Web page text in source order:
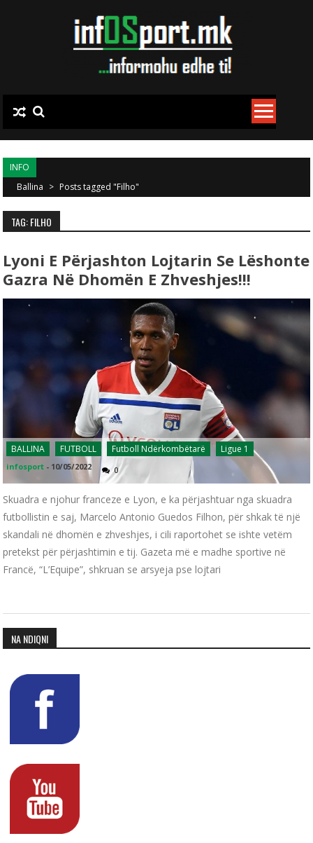
INFO
Ballina > Posts tagged "Filho"
TAG: FILHO
Lyoni E Përjashton Lojtarin Se Lëshonte
Gazra Në Dhomën E Zhveshjes!!!
BALLINA FUTBOLL Futboll Ndërkombëtarë Ligue 1
infosport - 10/05/2022 0
Skuadra e njohur franceze e Lyon, e ka përjashtuar nga skuadra
futbollistin e saj, Marcelo Antonio Guedos Filhon, për shkak të një
skandali në dhomën e zhveshjes, i cili raportohet se ishte vetëm
pretekst për përjashtimin e tij. Gazeta më e madhe sportive në
Francë, “L’Equipe”, shkruan se arsyeja pse lojtari
NA NDIQNI